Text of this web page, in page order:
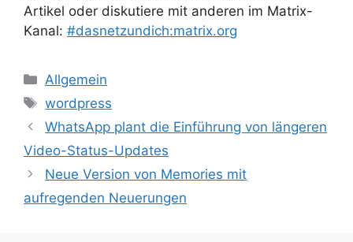
Artikel oder diskutiere mit anderen im Matrix-
Kanal: #dasnetzundich:matrix.org
Kategorien
Allgemein
Schlagwörter
wordpress
WhatsApp plant die Einführung von längeren
Video-Status-Updates
Neue Version von Memories mit
aufregenden Neuerungen